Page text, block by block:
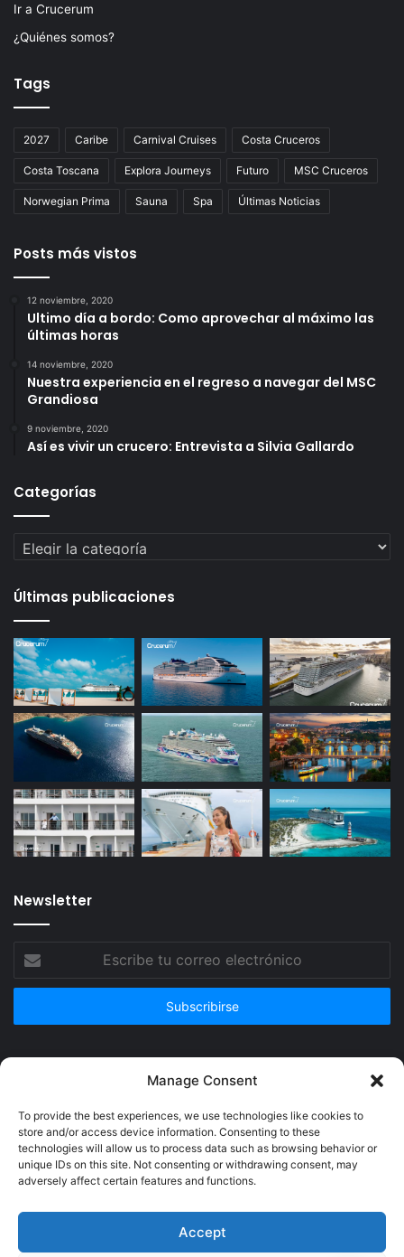
Manage Consent
To provide the best experiences, we use technologies like cookies to
store and/or access device information. Consenting to these
technologies will allow us to process data such as browsing behavior or
unique IDs on this site. Not consenting or withdrawing consent, may
adversely affect certain features and functions.
Accept
Ir a Crucerum
¿Quiénes somos?
Tags
2027 Caribe Carnival Cruises Costa Cruceros
Costa Toscana Explora Journeys Futuro MSC Cruceros
Norwegian Prima Sauna Spa Últimas Noticias
Posts más vistos
12 noviembre, 2020
Ultimo día a bordo: Como aprovechar al máximo las
últimas horas
14 noviembre, 2020
Nuestra experiencia en el regreso a navegar del MSC
Grandiosa
9 noviembre, 2020
Así es vivir un crucero: Entrevista a Silvia Gallardo
Categorías
Categorías
Últimas publicaciones
Newsletter
correo